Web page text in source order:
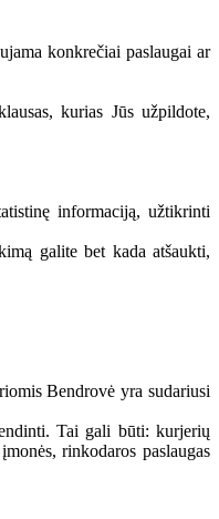
konkrečiai paslaugai ar
kurias Jūs užpildote,
informaciją, užtikrinti
galite bet kada atšaukti,
Bendrovė yra sudariusi
Tai gali būti: kurjerių
rinkodaros paslaugas